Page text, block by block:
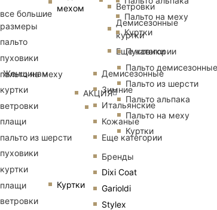
Женщинам
мехом
Ветровки
Демисезонные
куртки
Еще категории
Куртки
Демисезонные
Зимние
Итальянские
Кожаные
Еще категории
Бренды
Dixi Coat
Garioldi
Stylex
все большие
размеры
пальто
пуховики
пальто на меху
куртки
ветровки
плащи
пальто из шерсти
пуховики
куртки
плащи
ветровки
Пальто на меху
Куртки
АКЦИЯ
Пуховики
Пальто демисезонные
Пальто из шерсти
Пальто альпака
Пальто на меху
Куртки